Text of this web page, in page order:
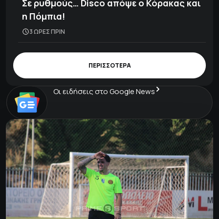
Σε ρυθμούς… Disco απόψε ο Κόρακας και
η Πόμπια!
3 ΩΡΕΣ ΠΡΙΝ
ΠΕΡΙΣΣΟΤΕΡΑ
Οι ειδήσεις στο Google News